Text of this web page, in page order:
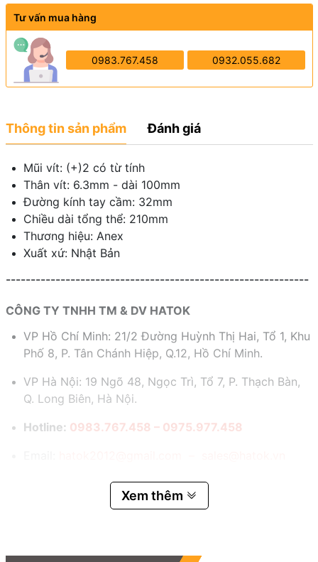
Tư vấn mua hàng
0983.767.458 0932.055.682
Thông tin sản phẩm Đánh giá
Mũi vít: (+)2 có từ tính
Thân vít: 6.3mm - dài 100mm
Đường kính tay cầm: 32mm
Chiều dài tổng thể: 210mm
Thương hiệu: Anex
Xuất xứ: Nhật Bản
-------------------------------------------------------------
CÔNG TY TNHH TM & DV HATOK
VP Hồ Chí Minh: 21/2 Đường Huỳnh Thị Hai, Tổ 1, Khu
Phố 8, P. Tân Chánh Hiệp, Q.12, Hồ Chí Minh.
VP Hà Nội: 19 Ngõ 48, Ngọc Trì, Tổ 7, P. Thạch Bàn,
Q. Long Biên, Hà Nội.
Hotline: 0983.767.458 – 0975.977.458
Xem thêm